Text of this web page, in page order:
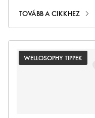
TOVÁBB A CIKKHEZ
WELLOSOPHY TIPPEK